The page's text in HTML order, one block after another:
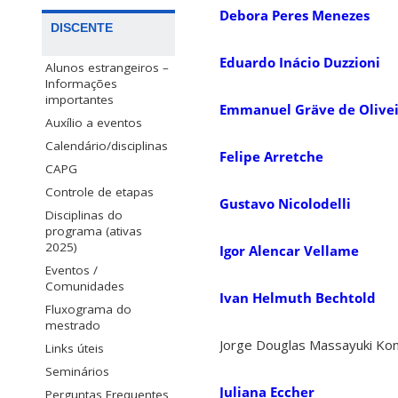
DISCENTE
Alunos estrangeiros –
Informações
importantes
Auxílio a eventos
Calendário/disciplinas
CAPG
Controle de etapas
Disciplinas do
programa (ativas
2025)
Eventos /
Comunidades
Fluxograma do
mestrado
Links úteis
Seminários
Perguntas Frequentes
Debora Peres Menezes
Eduardo Inácio Duzzioni
Emmanuel Gräve de
Felipe Arretche
Gustavo Nicolodelli
Igor Alencar Vellame
Ivan Helmuth Bechtold
Jorge Douglas Massayuki
Juliana Eccher